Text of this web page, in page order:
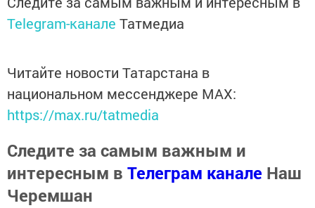
Telegram-канале Татмедиа
Читайте новости Татарстана в
национальном мессенджере MАХ:
https://max.ru/tatmedia
Следите за самым важным и
интересным в Телеграм канале Наш
Черемшан